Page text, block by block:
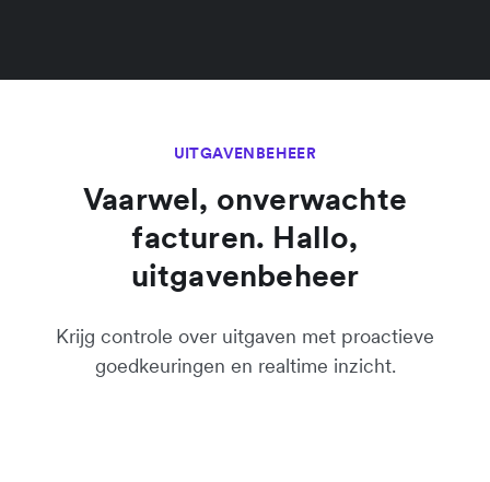
UITGAVENBEHEER
Vaarwel, onverwachte
facturen. Hallo,
uitgavenbeheer
Krijg controle over uitgaven met proactieve
goedkeuringen en realtime inzicht.